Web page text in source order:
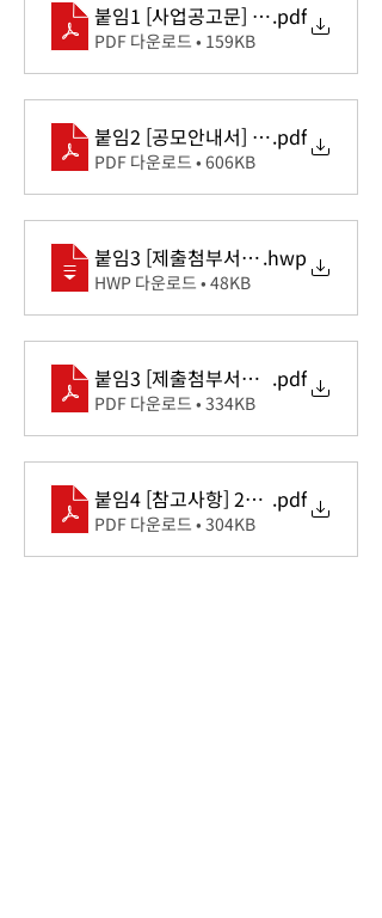
붙임1 [사업공고문] 2024년 Korea
.pdf
PDF 다운로드 • 159KB
붙임2 [공모안내서] 2024년 베트남
.pdf
PDF 다운로드 • 606KB
붙임3 [제출첨부서류] 2024년
.hwp
HWP 다운로드 • 48KB
붙임3 [제출첨부서류] 2024년
.pdf
PDF 다운로드 • 334KB
붙임4 [참고사항] 2024년 Korea
.pdf
PDF 다운로드 • 304KB